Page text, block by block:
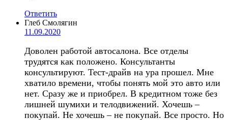
Ответить
Глеб Смолягин
11.09.2020
Доволен работой автосалона. Все отделы
трудятся как положено. Консультанты
консультируют. Тест-драйв на ура прошел. Мне
хватило времени, чтобы понять мой это авто или
нет. Сразу же и приобрел. В кредитном тоже без
лишней шумихи и телодвижений. Хочешь –
покупай. Не хочешь – не покупай. Все просто. Но